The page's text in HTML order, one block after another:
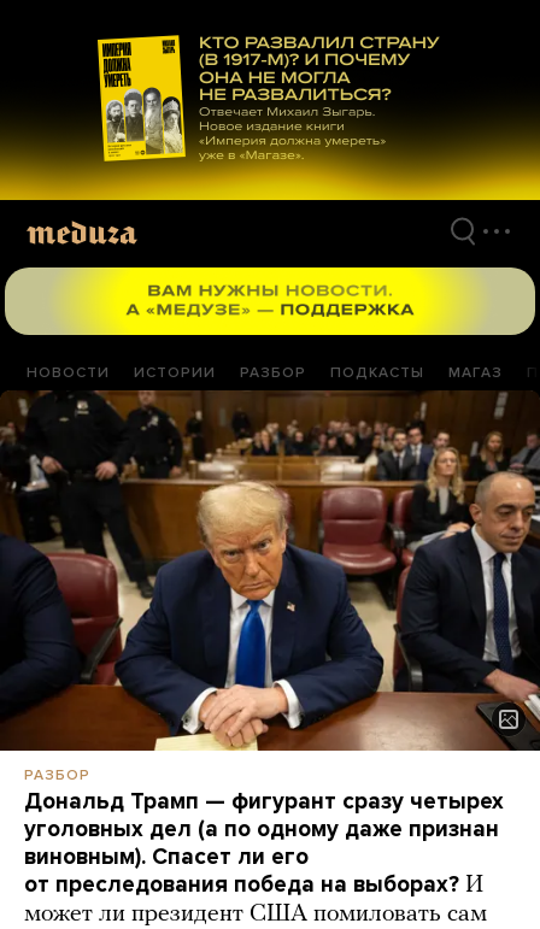
материалам
НОВОСТИ ИСТОРИИ РАЗБОР ПОДКАСТЫ МАГАЗ
РАЗБОР
Дональд Трамп — фигурант сразу четырех
уголовных дел (а по одному даже признан
виновным). Спасет ли его
от преследования победа на выборах? И
может ли президент США помиловать сам